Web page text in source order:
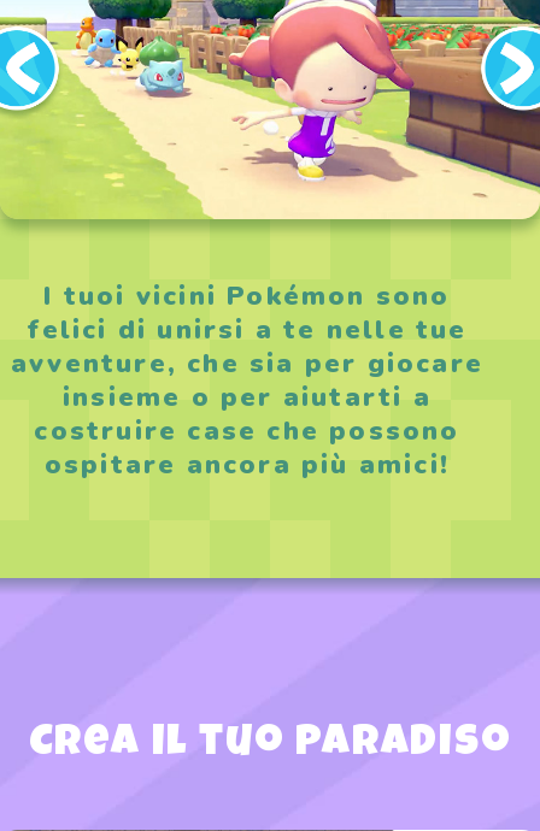
I tuoi vicini Pokémon sono
felici di unirsi a te nelle tue
avventure, che sia per giocare
insieme o per aiutarti a
costruire case che possono
ospitare ancora più amici!
Crea il tuo paradiso